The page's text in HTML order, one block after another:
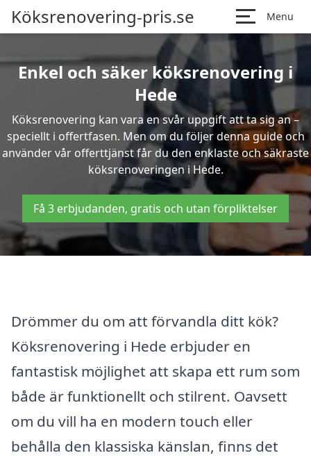
Köksrenovering-pris.se Menu
Enkel och säker köksrenovering i
Hede
Köksrenovering kan vara en svår uppgift att ta sig an –
speciellt i offertfasen. Men om du följer denna guide och
använder vår offerttjänst får du den enklaste och säkraste
köksrenoveringen i Hede.
Få 3 erbjudanden, gratis och utan förpliktelser
Drömmer du om att förvandla ditt kök?
Köksrenovering i Hede erbjuder en
fantastisk möjlighet att skapa ett rum som
både är funktionellt och stilrent. Oavsett
om du vill ha en modern touch eller
behålla den klassiska känslan, finns det